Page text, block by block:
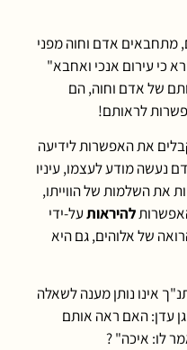
מתחבאים אדם וחוה מפני
כי עירום אנכי ואחבא"
של אדם וחוה, הם
לראותם!
את האפשרות לידיעה
נעשה מודע לעצמו, עיניו
את השלמות של הווייתו,
להיראותעל-ידי
של אלוהים, גם היא
אינו נותן מענה לשאלה
עדן: האם ראה אותם
לו: איכה" ?